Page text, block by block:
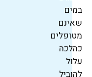
במים
שאינם
מטופלים
כהלכה
עלול
להוביל